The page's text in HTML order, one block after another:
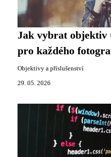
Jak vybrat objektiv
pro každého
Objektivy a příslušenství
29. 05. 2026